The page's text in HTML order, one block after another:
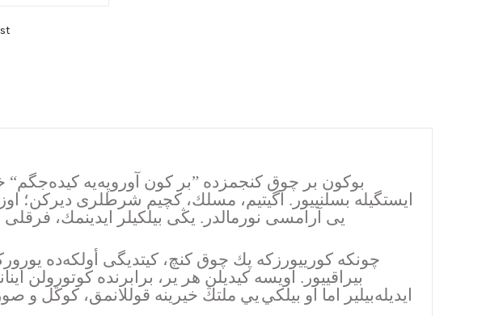
بوكون بر چوق كنجمزده ”بر كون آوروپەیه كیدەجگم“
ايستگيله بسلنييور. اگیتیم، مسلك، كچیم شرطلری دیركن؛
یی آرامسی نورمالدر. یڭی بیلكیلر ایدینمك،
چونكه كورییورزكه پك چوق كنچ، كیتدیگی أولكەده
بیراقییور. اویسه كيديلن هر یر، برابرنده كوتورولن
ایدیلەبیلیر اما او بيلكي يي ملتڭ خیرینه قوللانمق، كوڭل